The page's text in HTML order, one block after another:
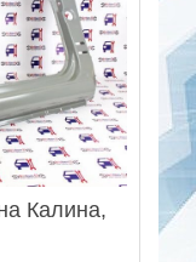
Калина,